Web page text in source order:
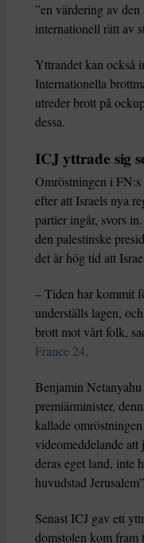
”en värdering av
internationell rätt av
Yttrandet kan också
Internationella
utreder brott på
dessa.
ICJ yttrade sig
Omröstningen i FN:s
efter att Israels nya
partier ingår, svors
den palestinske
det är hög tid att
– Tiden har kommit
underställs lagen,
brott mot vårt folk,
France 24.
Benjamin
premiärminister,
kallade
videomeddelande
deras eget land, inte
huvudstad
Senast ICJ gav ett
domstolen kom fram